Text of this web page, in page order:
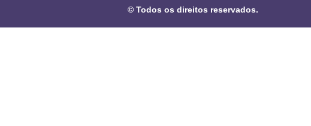
© Todos os direitos reservados.